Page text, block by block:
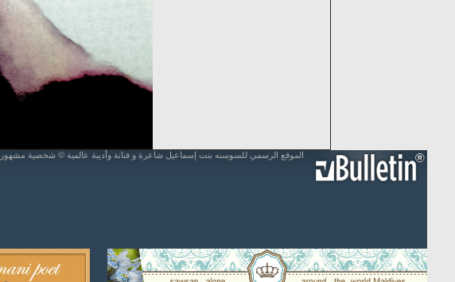
الموقع الرسمي للسوسنه بنت إسماعيل شاعرة و فنانة وأديبة عالمية © شخصية